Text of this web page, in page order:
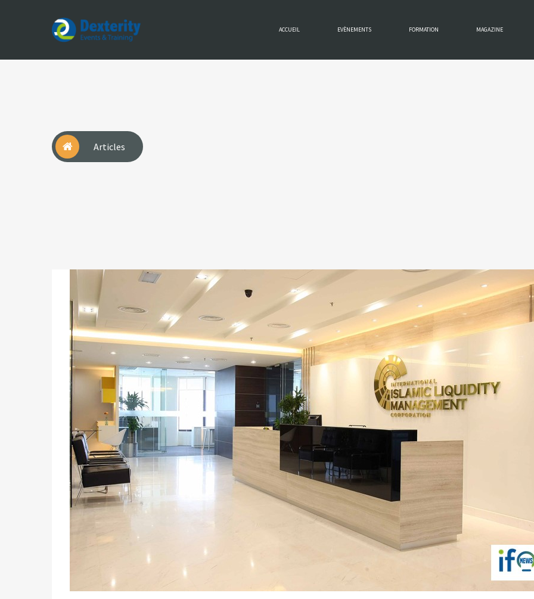
Dexterity
Events
ACCUEIL EVÈNEMENTS FORMATION MAGAZINE
Articles